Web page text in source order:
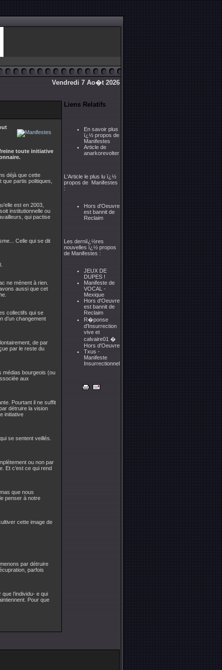
Vendredi 7 Ao�t 2026
toute initiative
déjà que cette
partis politiques,
est en 2003,
institutionnelle ou
qui pactise
Celle qui se dit
ne mènent à rien.
aussi que cet
collectifs qui se
d’un changement
de par
par le reste du
médias bourgeois (ou
aux
Pourtant il ne suffit
détruire la vision
initiative
se sentent veillés.
ou non par
Et c’est ce qui rend
que nous
penser à notre
cette image de
par détruire
parfois
l’individu- e qui
Pour que
Liens Relatifs
En savoir plus
ï¿½ propos de
Manifestes
Article de
anarkorevolter
L'Article le plus lu ï¿½
propos de Manifestes
:
Hors d'Oeuvre
est bannit de
Reclaim
Les derniï¿½res
nouvelles ï¿½ propos
de Manifestes :
JEUX DE
DUPES !
Manifeste de
VOCAL -
Mexique
Hors d'Oeuvre
est bannit de
Reclaim
R�ponse
d'Insurrection
vive et
calvaire01 �
Hors d'Oeuvre
Txus -
Manifeste
Insurrectionnel